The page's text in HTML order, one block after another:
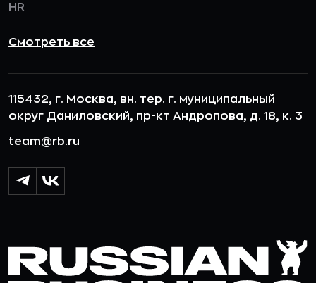
HR
Смотреть все
115432, г. Москва, вн. тер. г. муниципальный
округ Даниловский, пр-кт Андропова, д. 18, к. 3
team@rb.ru